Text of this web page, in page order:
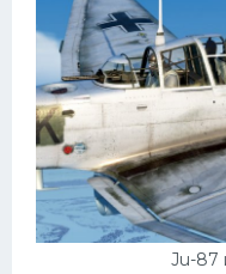
Ju-87
Поезда
Мотоциклы
Ямаха
Додж
Ява
Эмблемы